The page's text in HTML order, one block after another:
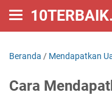
Beranda / Mendapatkan
Cara